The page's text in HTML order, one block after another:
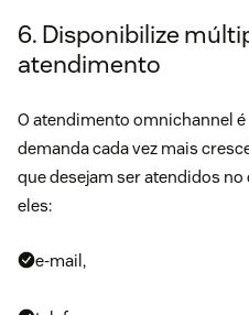
6. Disponibilize
atendimento
O atendimento omnichannel
demanda cada vez mais
que desejam ser atendidos
eles:
e-mail,